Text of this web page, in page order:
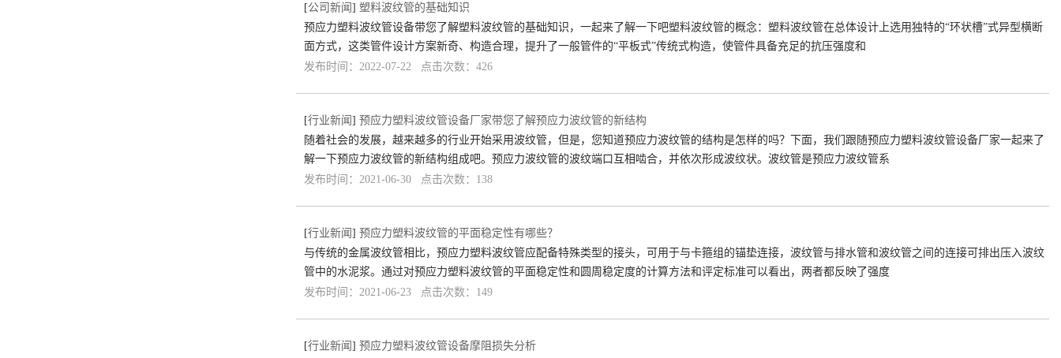
[公司新闻 ] 塑料波纹管的基础知识
预应力塑料波纹管设备带您了解塑料波纹管的基础知识，一起来了解一下吧塑料波纹管的概念：塑料波纹管在总体设计上选用独特的“环状槽”式异型横断
面方式，这类管件设计方案新奇、构造合理，提升了一般管件的“平板式”传统式构造，使管件具备充足的抗压强度和
发布时间：2022-07-22 点击次数：426
[行业新闻 ] 预应力塑料波纹管设备厂家带您了解预应力波纹管的新结构
随着社会的发展，越来越多的行业开始采用波纹管，但是，您知道预应力波纹管的结构是怎样的吗？下面，我们跟随预应力塑料波纹管设备厂家一起来了
解一下预应力波纹管的新结构组成吧。预应力波纹管的波纹端口互相啮合，并依次形成波纹状。波纹管是预应力波纹管系
发布时间：2021-06-30 点击次数：138
[行业新闻 ] 预应力塑料波纹管的平面稳定性有哪些？
与传统的金属波纹管相比，预应力塑料波纹管应配备特殊类型的接头，可用于与卡箍组的锚垫连接，波纹管与排水管和波纹管之间的连接可排出压入波纹
管中的水泥浆。通过对预应力塑料波纹管的平面稳定性和圆周稳定度的计算方法和评定标准可以看出，两者都反映了强度
发布时间：2021-06-23 点击次数：149
[行业新闻 ] 预应力塑料波纹管设备摩阻损失分析